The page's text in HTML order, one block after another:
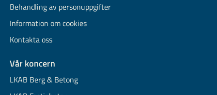
Behandling av personuppgifter
Information om cookies
Kontakta oss
Vår koncern
LKAB Berg & Betong